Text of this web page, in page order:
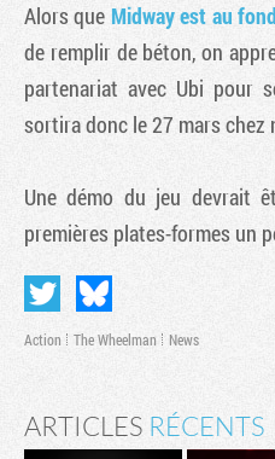
Alors que Midway est au
de remplir de béton, on
partenariat avec Ubi pour
sortira donc le 27 mars chez
Une démo du jeu devrait
premières plates-formes un
Action The Wheelman News
ARTICLES RÉCENTS